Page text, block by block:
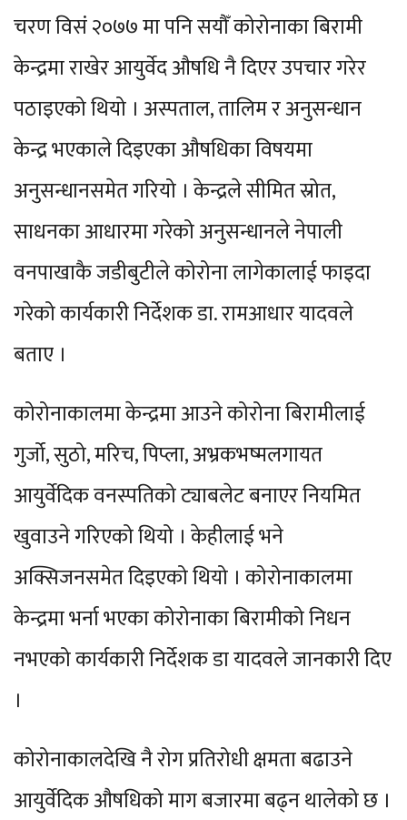
चरण विसं २०७७ मा पनि सयौँ कोरोनाका बिरामी
केन्द्रमा राखेर आयुर्वेद औषधि नै दिएर उपचार गरेर
पठाइएको थियो । अस्पताल, तालिम र अनुसन्धान
केन्द्र भएकाले दिइएका औषधिका विषयमा
अनुसन्धानसमेत गरियो । केन्द्रले सीमित स्रोत,
साधनका आधारमा गरेको अनुसन्धानले नेपाली
वनपाखाकै जडीबुटीले कोरोना लागेकालाई फाइदा
गरेको कार्यकारी निर्देशक डा. रामआधार यादवले
बताए ।
कोरोनाकालमा केन्द्रमा आउने कोरोना बिरामीलाई
गुर्जो, सुठो, मरिच, पिप्ला, अभ्रकभष्मलगायत
आयुर्वेदिक वनस्पतिको ट्याबलेट बनाएर नियमित
खुवाउने गरिएको थियो । केहीलाई भने
अक्सिजनसमेत दिइएको थियो । कोरोनाकालमा
केन्द्रमा भर्ना भएका कोरोनाका बिरामीको निधन
नभएको कार्यकारी निर्देशक डा यादवले जानकारी दिए
।
कोरोनाकालदेखि नै रोग प्रतिरोधी क्षमता बढाउने
आयुर्वेदिक औषधिको माग बजारमा बढ्न थालेको छ ।